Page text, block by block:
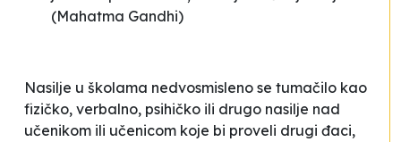
(Mahatma Gandhi)
Nasilje u školama nedvosmisleno se tumačilo kao
fizičko, verbalno, psihičko ili drugo nasilje nad
učenikom ili učenicom koje bi proveli drugi đaci,